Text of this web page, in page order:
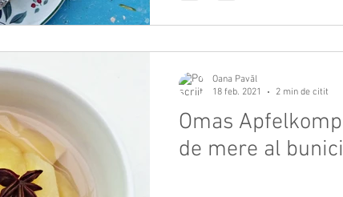
Omas
de mere al
Oana Pavăl
18 feb. 2021
2 min de citit